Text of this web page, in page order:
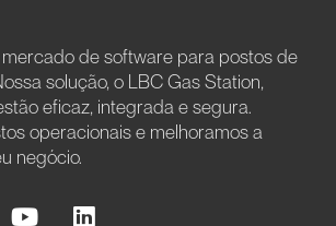
de software para postos de
solução, o LBC Gas Station,
eficaz, integrada e segura.
operacionais e melhoramos a
negócio.